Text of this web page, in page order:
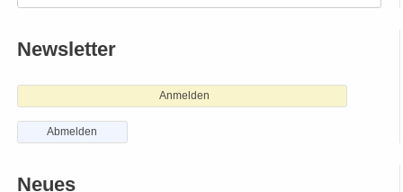
Newsletter
Anmelden
Abmelden
Neues